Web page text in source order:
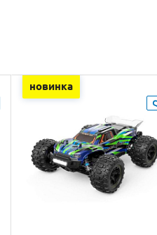
новинка